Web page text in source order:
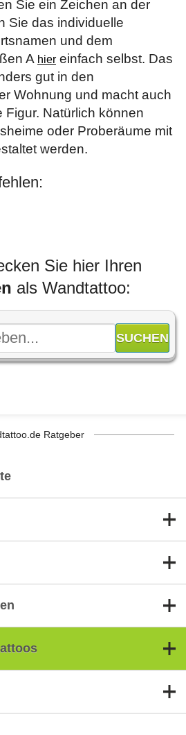
Sie ein Zeichen an der
Sie das individuelle
und dem
A hier einfach selbst. Das
gut in den
Wohnung und macht auch
Figur. Natürlich können
oder Proberäume mit
werden.
Sie hier Ihren
als Wandtattoo:
Ratgeber